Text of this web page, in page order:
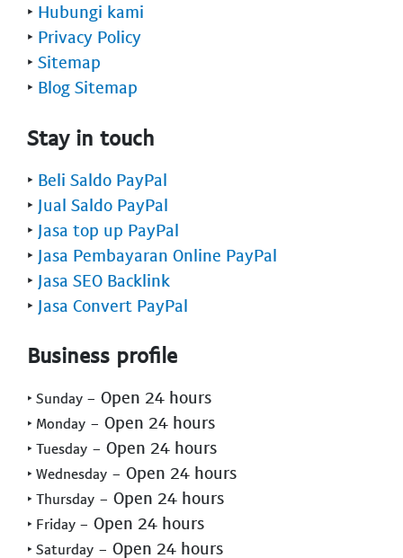
‣ Hubungi kami
‣ Privacy Policy
‣ Sitemap
‣ Blog Sitemap
Stay in touch
‣ Beli Saldo PayPal
‣ Jual Saldo PayPal
‣ Jasa top up PayPal
‣ Jasa Pembayaran Online PayPal
‣ Jasa SEO Backlink
‣ Jasa Convert PayPal
Business profile
‣ Sunday - Open 24 hours
‣ Monday - Open 24 hours
‣ Tuesday - Open 24 hours
‣ Wednesday - Open 24 hours
‣ Thursday - Open 24 hours
‣ Friday - Open 24 hours
‣ Saturday - Open 24 hours